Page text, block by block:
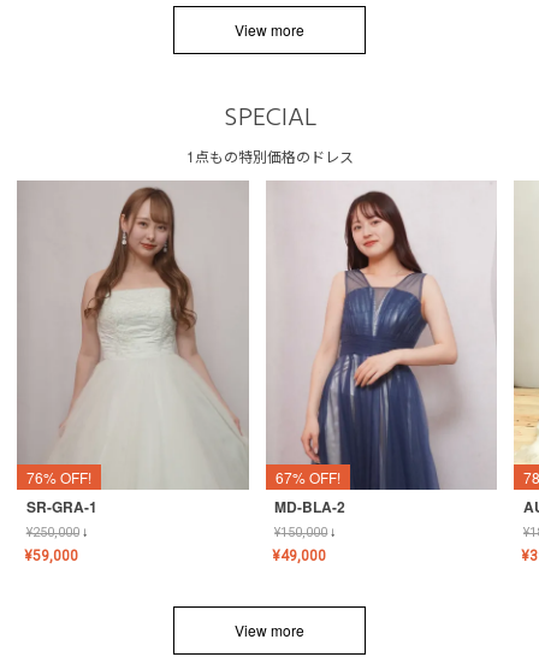
View more
SPECIAL
1点もの特別価格のドレス
76% OFF!
SR-GRA-1
¥250,000↓
¥59,000
67% OFF!
MD-BLA-2
¥150,000↓
¥49,000
¥
¥
View more